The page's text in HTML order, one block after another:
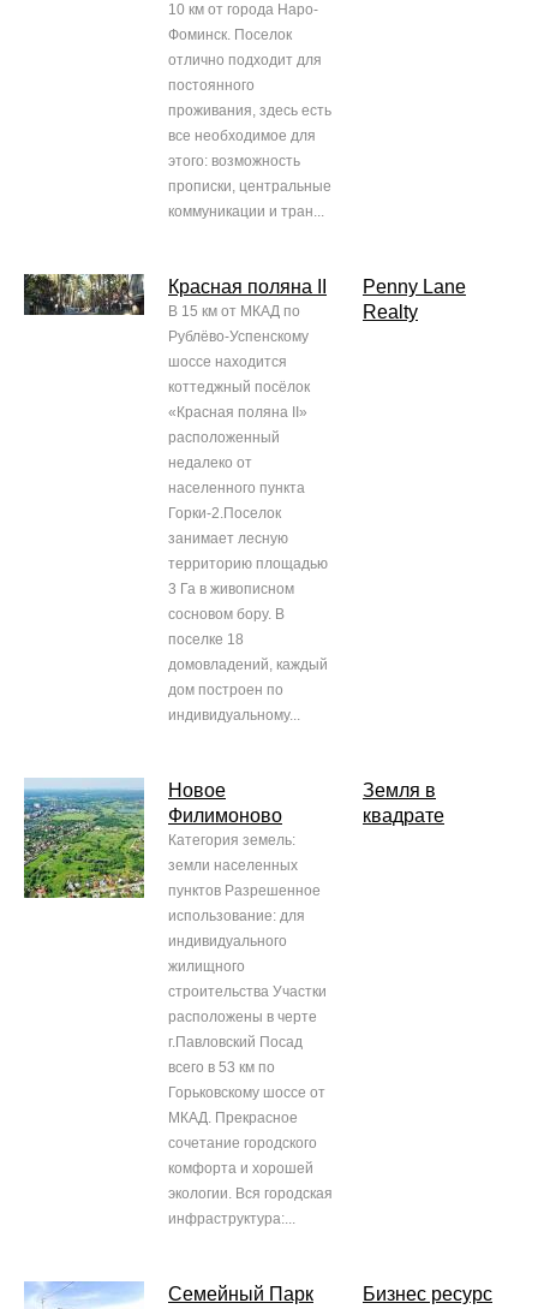
10 км от города Наро-
Фоминск. Поселок
отлично подходит для
постоянного
проживания, здесь есть
все необходимое для
этого: возможность
прописки, центральные
коммуникации и тран...
Красная поляна II
В 15 км от МКАД по
Рублёво-Успенскому
шоссе находится
коттеджный посёлок
«Красная поляна II»
расположенный
недалеко от
населенного пункта
Горки-2.Поселок
занимает лесную
территорию площадью
3 Га в живописном
сосновом бору. В
поселке 18
домовладений, каждый
дом построен по
индивидуальному...
Penny Lane
Realty
Новое
Филимоново
Категория земель:
земли населенных
пунктов Разрешенное
использование: для
индивидуального
жилищного
строительства Участки
расположены в черте
г.Павловский Посад
всего в 53 км по
Горьковскому шоссе от
МКАД. Прекрасное
сочетание городского
комфорта и хорошей
экологии. Вся городская
инфраструктура:...
Земля в
квадрате
Семейный Парк Бизнес ресурс